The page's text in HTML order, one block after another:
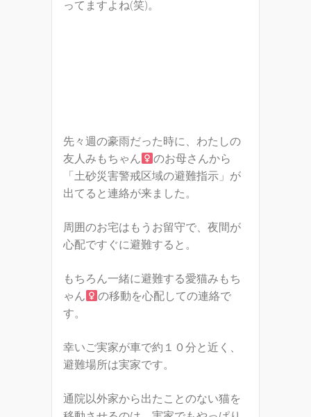
ってますよね(笑)。
先々週の豪雨だった時に、わたしの
友人みもちゃん
のお母さんから
「土砂災害警戒区域の避難指示」が
出てると連絡が来ました。
周囲のお宅はもうお留守で、夜間が
心配ですぐに避難すると。
もちろん一緒に避難する愛猫みもち
ゃん
の移動を心配しての連絡で
す。
幸いご実家が車で約１０分と近く、
避難場所は実家です。
通院以外家から出たことのない猫を